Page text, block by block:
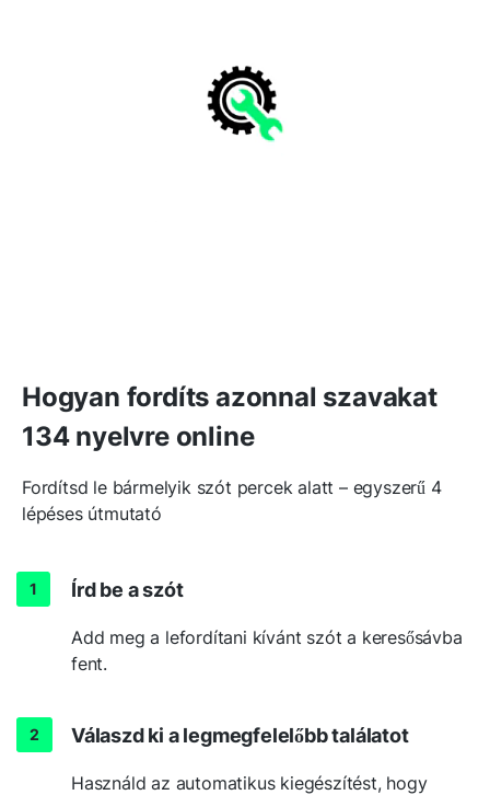
Hogyan fordíts azonnal szavakat
134 nyelvre online
Fordítsd le bármelyik szót percek alatt – egyszerű 4
lépéses útmutató
Írd be a szót
Add meg a lefordítani kívánt szót a keresősávba
fent.
Válaszd ki a legmegfelelőbb találatot
Használd az automatikus kiegészítést, hogy